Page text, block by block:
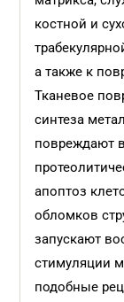
костной и
а также к
Тканевое
синтеза
повреждают
апоптоз
обломков
запускают
стимуляции
подобные